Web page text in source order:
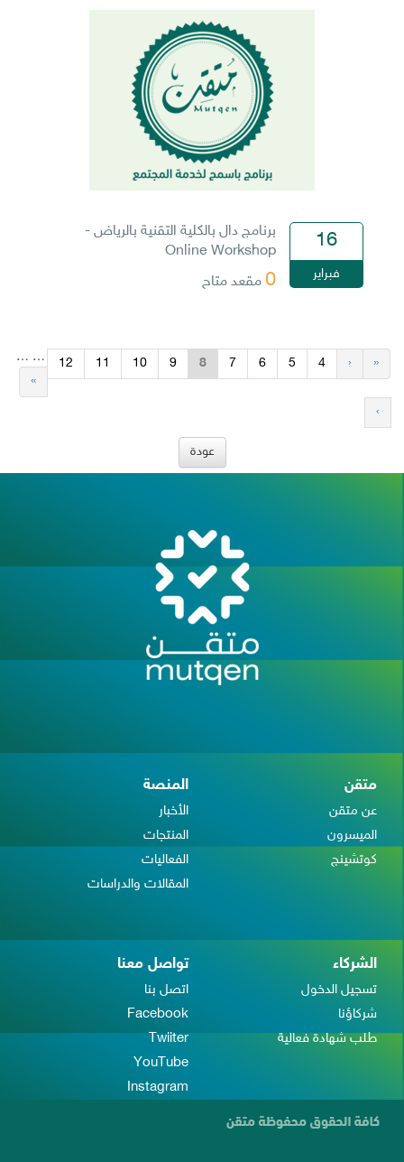
16
فبراير
برنامج دال بالكلية التقنية بالرياض -
Online Workshop
0 مقعد متاح
«
‹
… 4
5
6
7
8
9
10
11
12
…
›
»
عودة
متقن
عن متقن
الميسرون
كوتشينج
المنصة
الأخبار
المنتجات
الفعاليات
المقالات والدراسات
الشركاء
تسجيل الدخول
شركاؤنا
طلب شهادة فعالية
تواصل معنا
اتصل بنا
Facebook
Twiiter
YouTube
Instagram